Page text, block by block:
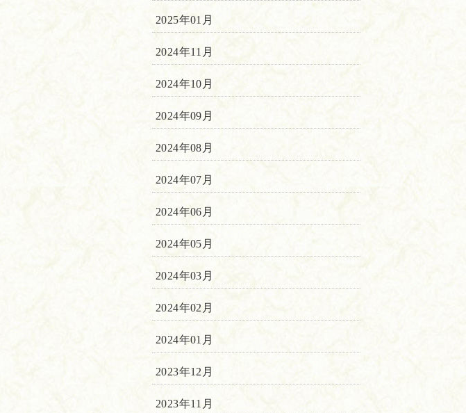
2025年01月
2024年11月
2024年10月
2024年09月
2024年08月
2024年07月
2024年06月
2024年05月
2024年03月
2024年02月
2024年01月
2023年12月
2023年11月